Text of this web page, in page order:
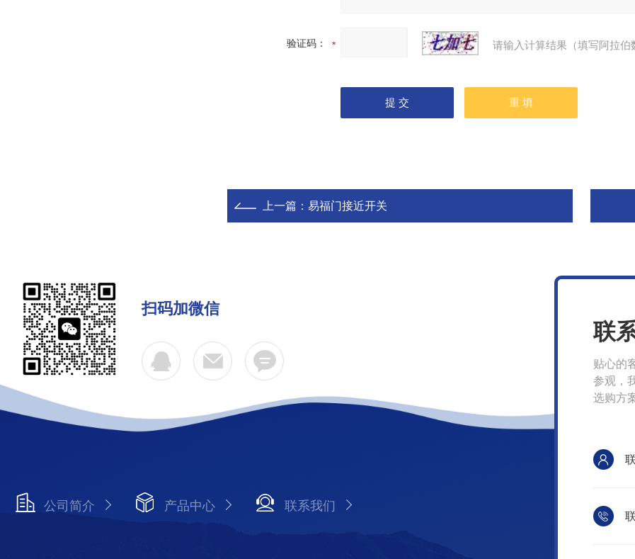
验证码： 请输入计算结果（填写阿拉
上一篇： 易福门接近开关
扫码加微信
公司简介 产品中心 联系我们
联
贴心的
参观，
选购方